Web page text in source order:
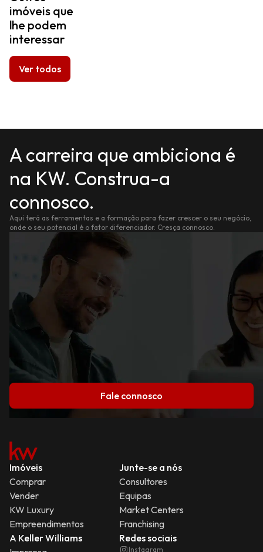
imóveis que
lhe podem
interessar
Ver todos
A carreira que ambiciona é
na KW. Construa-a
connosco.
Aqui terá as ferramentas e a formação para fazer crescer o seu negócio,
onde o seu potencial é o fator diferenciador. Cresça connosco.
Fale connosco
Imóveis
Comprar
Vender
KW Luxury
Empreendimentos
Junte-se a nós
Consultores
Equipas
Market Centers
Franchising
A Keller Williams
Redes sociais
Instagram